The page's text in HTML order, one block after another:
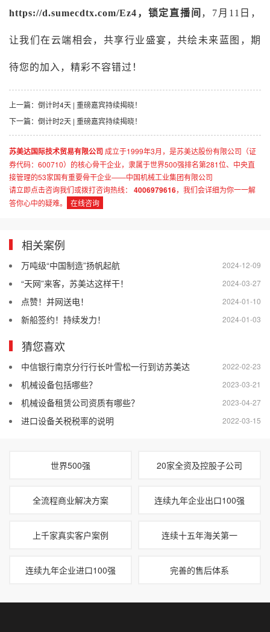
https://d.sumecdtx.com/Ez4 ，锁定直播间 ，7月11日，
让我们在云端相会，共享行业盛宴，共绘未来蓝图，期
待您的加入，精彩不容错过！
上一篇： 倒计时4天 | 重磅嘉宾持续揭晓！
下一篇： 倒计时2天 | 重磅嘉宾持续揭晓！
苏美达国际技术贸易有限公司 成立于1999年3月，是苏美达股份有限公司（证
券代码：600710）的核心骨干企业，隶属于世界500强排名第281位、中央直
接管理的53家国有重要骨干企业——中国机械工业集团有限公司
请立即点击咨询我们或拨打咨询热线：
4006979616，我们会详细为你一一解
答你心中的疑难。
在线咨询
相关案例
2024-12-09
万吨级“中国制造”扬帆起航
2024-03-27
“天网”来客，苏美达这样干！
2024-01-10
点赞！并网送电！
2024-01-03
新船签约！持续发力！
猜您喜欢
2022-02-23
中信银行南京分行行长叶雪松一行到访苏美达
2023-03-21
机械设备包括哪些？
2023-04-27
机械设备租赁公司资质有哪些？
2022-03-15
进口设备关税税率的说明
世界500强 20家全资及控股子公司
全流程商业解决方案 连续九年企业出口100强
上千家真实客户案例 连续十五年海关第一
连续九年企业进口100强 完善的售后体系